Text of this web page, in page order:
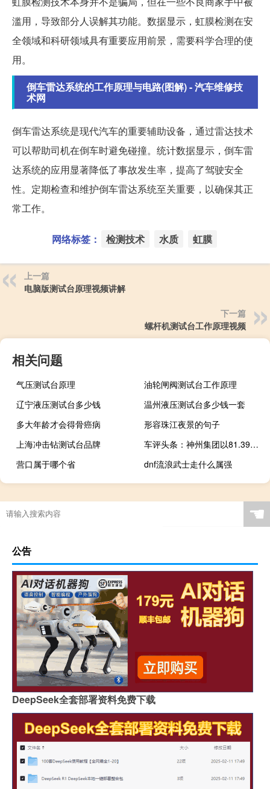
滥用，导致部分人误解其功能。数据显示，虹膜检测在安
全领域和科研领域具有重要应用前景，需要科学合理的使
用。
倒车雷达系统的工作原理与电路(图解) - 汽车维修技
术网
倒车雷达系统是现代汽车的重要辅助设备，通过雷达技术
可以帮助司机在倒车时避免碰撞。统计数据显示，倒车雷
达系统的应用显著降低了事故发生率，提高了驾驶安全
性。定期检查和维护倒车雷达系统至关重要，以确保其正
常工作。
网络标签： 检测技术 水质 虹膜
上一篇
电脑版测试台原理视频讲解
下一篇
螺杆机测试台工作原理视频
相关问题
气压测试台原理
油轮闸阀测试台工作原理
辽宁液压测试台多少钱
温州液压测试台多少钱一套
多大年龄才会得骨癌病
形容珠江夜景的句子
上海冲击钻测试台品牌
车评头条：神州集团以81.396亿元人民币的价格收购宝沃汽车67%股份
营口属于哪个省
dnf流浪武士走什么属强
☚
公告
DeepSeek全套部署资料免费下载